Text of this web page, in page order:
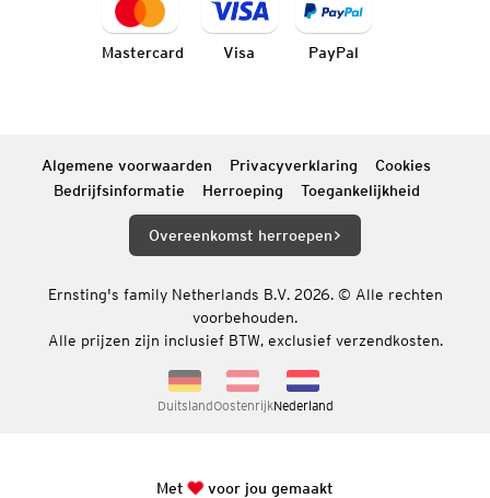
Mastercard Visa PayPal
Algemene voorwaarden Privacyverklaring
Cookies
Bedrijfsinformatie
Herroeping Toegankelijkheid
Overeenkomst herroepen
Ernsting's family Netherlands B.V. 2026. © Alle rechten
voorbehouden.
Alle prijzen zijn inclusief BTW, exclusief verzendkosten.
DuitslandOostenrijkNederland
Met voor jou gemaakt